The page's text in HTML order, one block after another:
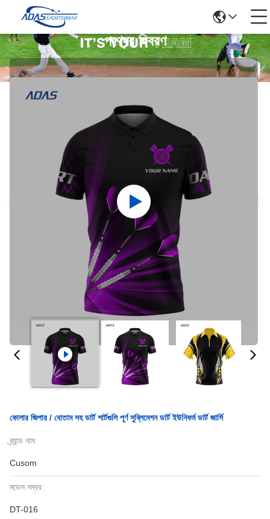
পণ্যের বিবরণ
কোলার জিপার / বোতাম সহ ডার্ট শার্টগুলি পূর্ণ সুব্লিমেশন ডার্ট ইউনিফর্ম ডার্ট জার্সি
ব্র্যান্ড নাম:
Cusom
মডেল নম্বর:
DT-016